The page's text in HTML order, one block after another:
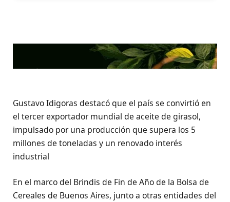
Gustavo Idigoras destacó que el país se convirtió en
el tercer exportador mundial de aceite de girasol,
impulsado por una producción que supera los 5
millones de toneladas y un renovado interés
industrial
En el marco del Brindis de Fin de Año de la Bolsa de
Cereales de Buenos Aires, junto a otras entidades del